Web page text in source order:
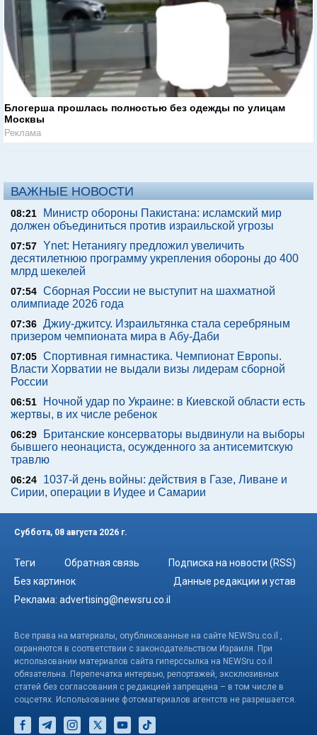
Блогерша прошлась полностью без одежды по улицам
Москвы
Реклама
ВАЖНЫЕ НОВОСТИ
08:21
Министр обороны Пакистана: исламский мир
должен объединиться против израильской угрозы
07:57 Ynet: Нетаниягу предложил увеличить
десятилетнюю программу укрепления обороны до 400
млрд шекелей
07:54 Сборная России не выступит на шахматной
олимпиаде 2026 года
07:36 Джиу-джитсу. Израильтянка стала серебряным
призером чемпионата мира в Абу-Даби
07:05 Спортивная гимнастика. Чемпионат Европы.
Власти Хорватии не выдали визы лидерам сборной
России
06:51
Ночной удар по Украине: в Киевской области есть
жертвы, в их числе ребенок
06:29
Британские консерваторы выдвинули на выборы
бывшего неонациста, осужденного за антисемитскую
травлю
06:24
1037-й день войны: действия в Газе, Ливане и
Сирии, операции в Иудее и Самарии
Суббота, 08 августа 2026 г.
Теги Обратная связь
Подписка на новости (RSS)
Без картинок
Данные редакции и устав
Реклама: advertising@newsru.co.il
Все права на материалы, опубликованные на сайте NEWSru.co.il ,
охраняются в соответствии с законодательством Израиля. При
использовании материалов сайта гиперссылка на NEWSru.co.il
обязательна. Перепечатка интервью, репортажей, эксклюзивных
статей без согласования с редакцией запрещена – в том числе в
соцсетях. Использование фотоматериалов агентств не разрешается.